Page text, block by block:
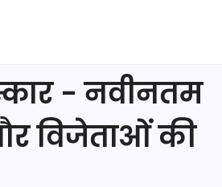
- नवीनतम
विजेताओं की